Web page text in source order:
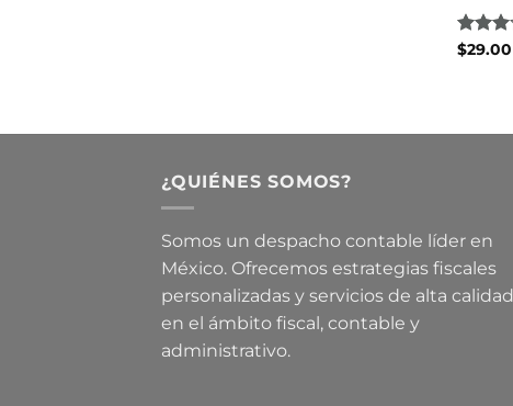
Rated
$29.00
¿QUIÉNES SOMOS?
Somos un despacho contable líder en
México. Ofrecemos estrategias fiscales
personalizadas y servicios de alta calidad
en el ámbito fiscal, contable y
administrativo.